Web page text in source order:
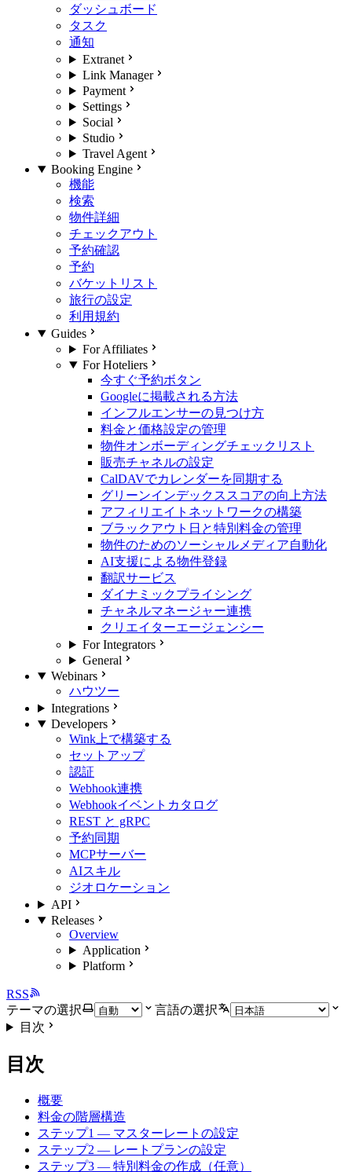
ダッシュボード
タスク
通知
Extranet
Link Manager
Payment
Settings
Social
Studio
Travel Agent
Booking Engine
機能
検索
物件詳細
チェックアウト
予約確認
予約
バケットリスト
旅行の設定
利用規約
Guides
For Affiliates
For Hoteliers
今すぐ予約ボタン
Googleに掲載される方法
インフルエンサーの見つけ方
料金と価格設定の管理
物件オンボーディングチェックリスト
販売チャネルの設定
CalDAVでカレンダーを同期する
グリーンインデックススコアの向上方法
アフィリエイトネットワークの構築
ブラックアウト日と特別料金の管理
物件のためのソーシャルメディア自動化
AI支援による物件登録
翻訳サービス
ダイナミックプライシング
チャネルマネージャー連携
クリエイターエージェンシー
For Integrators
General
Webinars
ハウツー
Integrations
Developers
Wink上で構築する
セットアップ
認証
Webhook連携
Webhookイベントカタログ
REST と gRPC
予約同期
MCPサーバー
AIスキル
ジオロケーション
API
Releases
Overview
Application
Platform
RSS
テーマの選択
言語の選択
目次
目次
概要
料金の階層構造
ステップ1 — マスターレートの設定
ステップ2 — レートプランの設定
ステップ3 — 特別料金の作成（任意）